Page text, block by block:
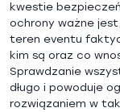
kwestie
ochrony ważne
teren eventu
kim są oraz co
Sprawdzanie
długo i powoduje
rozwiązaniem w